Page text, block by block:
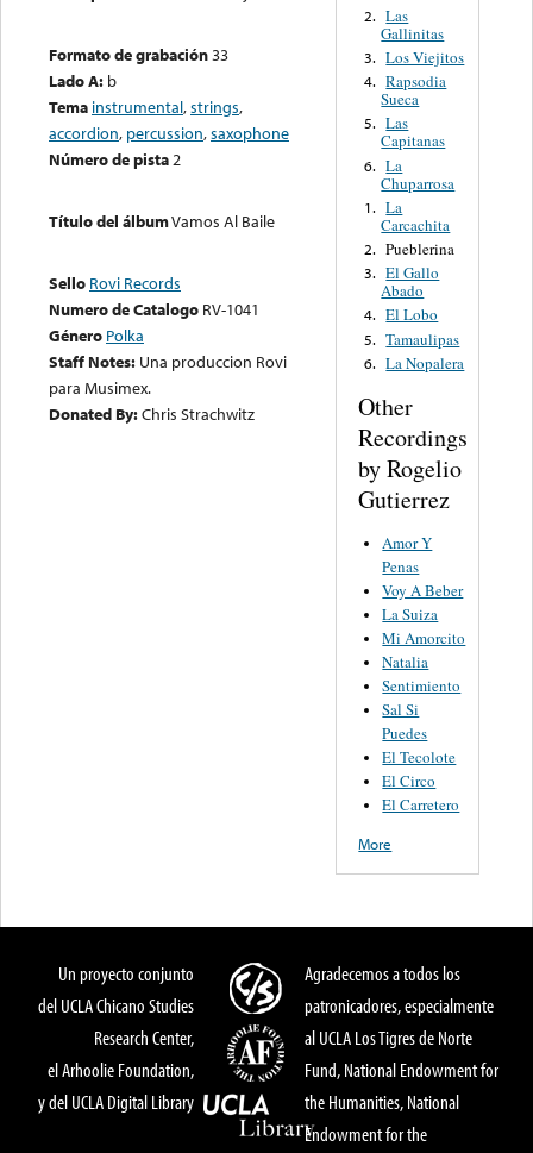
Formato de grabación33
Lado A: b
Tema instrumental,strings,
accordion, percussion,saxophone
Número de pista2
Título del álbumVamos Al Baile
Sello Rovi Records
Numero de Catalogo RV-1041
Género Polka
Staff Notes: Una produccion Rovi
para Musimex.
Donated By:Chris Strachwitz
2. Las
Gallinitas
3. Los Viejitos
4. Rapsodia
Sueca
5. Las
Capitanas
6. La
Chuparrosa
1. La
Carcachita
2. Pueblerina
3. El Gallo
Abado
4. El Lobo
5. Tamaulipas
6. La Nopalera
Other
Recordings
by Rogelio
Gutierrez
Amor Y
Penas
Voy A Beber
La Suiza
Mi Amorcito
Natalia
Sentimiento
Sal Si
Puedes
El Tecolote
El Circo
El Carretero
More
Un proyecto conjunto
del UCLA Chicano Studies
Research Center,
el Arhoolie Foundation,
y del UCLA Digital Library
Agradecemos a todos los
patronicadores, especialmente
al UCLA Los Tigres de Norte
Fund, National Endowment for
the Humanities, National
Endowment for the